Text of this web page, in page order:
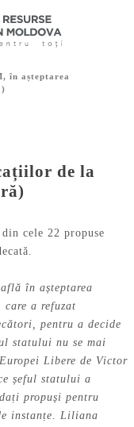
în așteptarea
de la
cele 22 propuse
în așteptarea
a refuzat
pentru a decide
statului nu se mai
Libere de Victor
șeful statului a
propuși pentru
instanțe. Liliana